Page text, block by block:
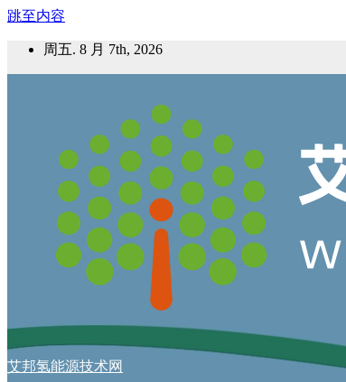
跳至内容
周五. 8 月 7th, 2026
艾邦氢能源技术网